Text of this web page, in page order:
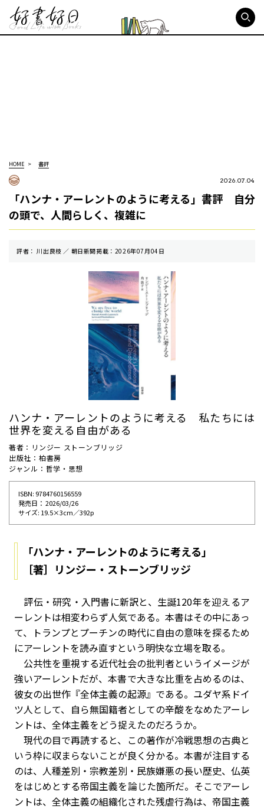
HOME 書評
2026.07.04
「ハンナ・アーレントのように考える」書評 自分
の頭で、人間らしく、複雑に
評者： 川出良枝 ／ 朝⽇新聞掲載：2026年07月04日
ハンナ・アーレントのように考える 私たちには
世界を変える自由がある
著者：リンジー ストーンブリッジ
出版社：柏書房
ジャンル：哲学・思想
ISBN: 9784760156559
発売⽇： 2026/03/26
サイズ: 19.5×3cm／392p
「ハンナ・アーレントのように考える」
［著］リンジー・ストーンブリッジ
評伝・研究・入門書に新訳と、生誕120年を迎えるア
ーレントは相変わらず人気である。本書はその中にあっ
て、トランプとプーチンの時代に自由の意味を探るため
にアーレントを読み直すという明快な立場を取る。
公共性を重視する近代社会の批判者というイメージが
強いアーレントだが、本書で大きな比重を占めるのは、
彼女の出世作『全体主義の起源』である。ユダヤ系ドイ
ツ人として、自ら無国籍者としての辛酸をなめたアーレ
ントは、全体主義をどう捉えたのだろうか。
現代の目で再読すると、この著作が冷戦思想の古典と
いう枠に収まらないことが良く分かる。本書が注目する
のは、人種差別・宗教差別・民族嫌悪の長い歴史、仏英
をはじめとする帝国主義を論じた箇所だ。そこでアーレ
ントは、全体主義の組織化された残虐行為は、帝国主義